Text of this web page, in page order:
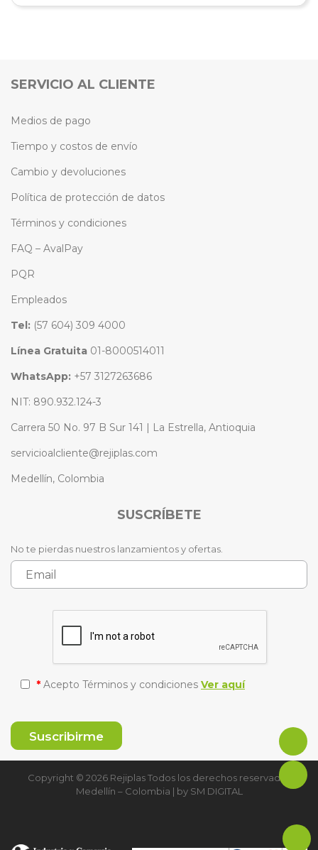
SERVICIO AL CLIENTE
Medios de pago
Tiempo y costos de envío
Cambio y devoluciones
Política de protección de datos
Términos y condiciones
FAQ – AvalPay
PQR
Empleados
Tel: (57 604) 309 4000
Línea Gratuita 01-8000514011
WhatsApp: +57 3127263686
NIT: 890.932.124-3
Carrera 50 No. 97 B Sur 141 | La Estrella, Antioquia
servicioalcliente@rejiplas.com
Medellín, Colombia
SUSCRÍBETE
No te pierdas nuestros lanzamientos y ofertas.
* Acepto Términos y condiciones Ver aquí
Copyright © 2026 Rejiplas Todos los derechos reservados
Medellín – Colombia | by SM DIGITAL